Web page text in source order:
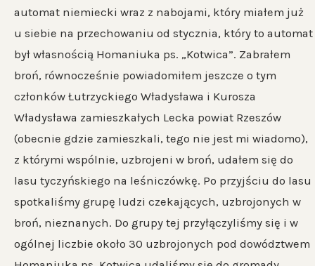
automat niemiecki wraz z nabojami, który miałem już
u siebie na przechowaniu od stycznia, który to automat
był własnością Homaniuka ps. „Kotwica”. Zabrałem
broń, równocześnie powiadomiłem jeszcze o tym
członków Łutrzyckiego Władysława i Kurosza
Władysława zamieszkałych Lecka powiat Rzeszów
(obecnie gdzie zamieszkali, tego nie jest mi wiadomo),
z którymi wspólnie, uzbrojeni w broń, udałem się do
lasu tyczyńskiego na leśniczówkę. Po przyjściu do lasu
spotkaliśmy grupę ludzi czekających, uzbrojonych w
broń, nieznanych. Do grupy tej przyłączyliśmy się i w
ogólnej liczbie około 30 uzbrojonych pod dowództwem